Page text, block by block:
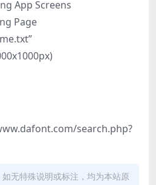
App Screens
Page
search.php?
无特殊说明或标注，均为本站原